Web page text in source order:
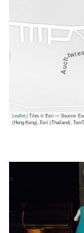
Leaflet| Tiles © Esri — Source:
(Hong Kong), Esri (Thailand),